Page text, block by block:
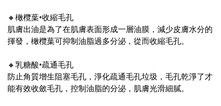
🔸橄欖葉•收縮毛孔
肌膚出油是為了在肌膚表面形成一層油膜，減少皮膚水分的
揮發，橄欖葉可抑制油脂過多分泌，從而收縮毛孔。
🔸乳糖酸•疏通毛孔
防止角質增生阻塞毛孔，淨化疏通毛孔垃圾，毛孔乾淨了才
能有效收斂毛孔，控制油脂的分泌，肌膚光滑細膩。